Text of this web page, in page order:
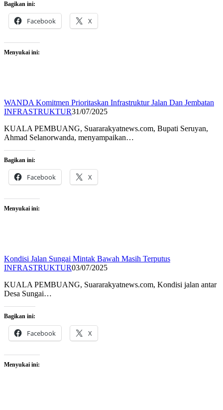
Bagikan ini:
Facebook X
Menyukai ini:
WANDA Komitmen Prioritaskan Infrastruktur Jalan Dan Jembatan
INFRASTRUKTUR31/07/2025
KUALA PEMBUANG, Suararakyatnews.com, Bupati Seruyan,
Ahmad Selanorwanda, menyampaikan…
Bagikan ini:
Facebook X
Menyukai ini:
Kondisi Jalan Sungai Mintak Bawah Masih Terputus
INFRASTRUKTUR03/07/2025
KUALA PEMBUANG, Suararakyatnews.com, Kondisi jalan antar
Desa Sungai…
Bagikan ini:
Facebook X
Menyukai ini: